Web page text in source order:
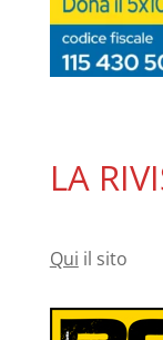
LA
Qui il sito